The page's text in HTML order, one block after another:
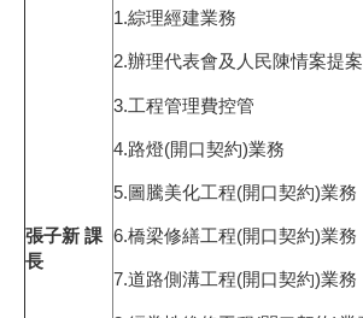
張子新 課
長
1.綜理經建業務
2.辦理代表會及人民陳情案提
3.工程管理費控管
4.路燈(開口契約)業務
5.圖騰美化工程(開口契約)業務
6.橋梁修繕工程(開口契約)業務
7.道路側溝工程(開口契約)業務